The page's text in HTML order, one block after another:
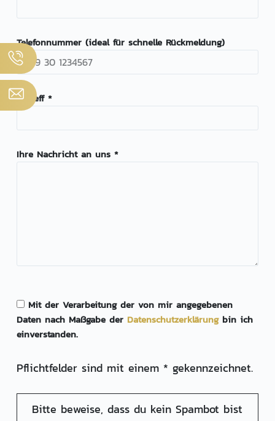
Telefonnummer (ideal für schnelle Rückmeldung)
Betreff *
Ihre Nachricht an uns *
Mit der Verarbeitung der von mir angegebenen
Daten nach Maßgabe der Daten­schutz­erklärungbin ich
einverstanden.
Pflichtfelder sind mit einem * gekennzeichnet.
Bitte beweise, dass du kein Spambot bist